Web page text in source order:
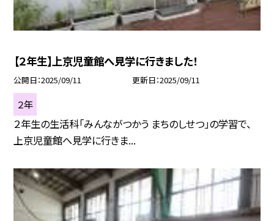
【２年生】上京児童館へ見学に行きました！
公開日 2025/09/11 更新日 2025/09/11
２年
２年生の生活科「みんながつかう まちのしせつ」の学習で、
上京児童館へ見学に行きま...